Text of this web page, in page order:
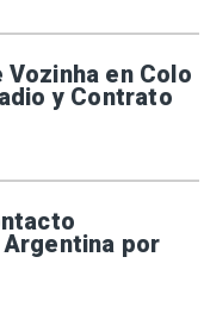
en Colo
y Contrato
por